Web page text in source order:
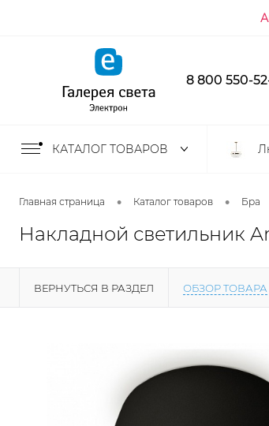
8 800 550-
КАТАЛОГ ТОВАРОВ
Главная страница • Каталог товаров • Бра
Накладной светильник
ВЕРНУТЬСЯ В РАЗДЕЛ ОБЗОР ТОВАРА